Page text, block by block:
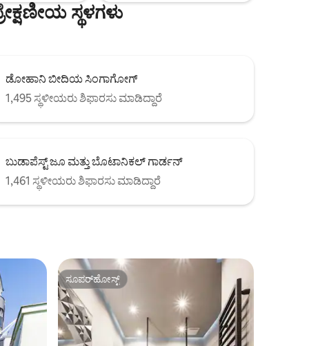
ಸ್ಥಳಗಳು
ಡೋಹಾನಿ ಬೀದಿಯ ಸಿಂಗಾಗೋಗ್
1,495 ಸ್ಥಳೀಯರು ಶಿಫಾರಸು ಮಾಡಿದ್ದಾರೆ
ಬುಡಾಪೆಸ್ಟ್ ಜೂ ಮತ್ತು ಬೊಟಾನಿಕಲ್ ಗಾರ್ಡನ್
1,461 ಸ್ಥಳೀಯರು ಶಿಫಾರಸು ಮಾಡಿದ್ದಾರೆ
ಸೂಪರ್‌ಹೋಸ್ಟ್
ಸೂಪರ್‌ಹೋಸ್ಟ್